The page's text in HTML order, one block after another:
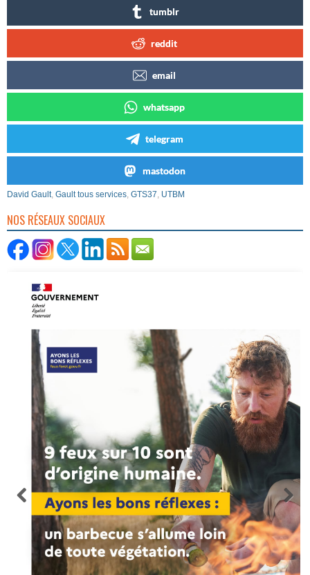
tumblr
reddit
email
whatsapp
telegram
mastodon
David Gault, Gault tous services, GTS37, UTBM
NOS RÉSEAUX SOCIAUX